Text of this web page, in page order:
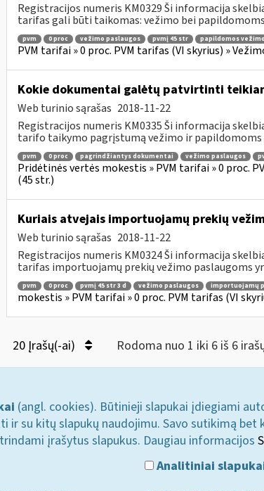
Registracijos numeris KM0329 Ši informacija
tarifas gali būti taikomas: vežimo bei
pvm 0 proc vežimo paslaugos pvmį 45 str papildomos
PVM tarifai » 0 proc. PVM tarifas (VI skyrius) »
Kokie dokumentai galėtų patvirtinti
Web turinio sąrašas 2018-11-22
Registracijos numeris KM0335 Ši informacija
tarifo taikymo pagrįstumą vežimo ir
pvm 0 proc pagrindžiantys dokumentai vežimo paslaugos
Pridėtinės vertės mokestis » PVM tarifai » 0 proc.
(45 str.)
Kuriais atvejais importuojamų prekių
Web turinio sąrašas 2018-11-22
Registracijos numeris KM0324 Ši informacija
tarifas importuojamų prekių vežimo paslaugoms
pvm 0 proc pvmį 45 str 3 d vežimo paslaugos importuojamų
mokestis » PVM tarifai » 0 proc. PVM tarifas (VI
20 Įrašų(-ai) Rodoma nuo 1 iki 6 iš 6
(angl. cookies). Būtinieji slapukai įdiegiami
ir su kitų slapukų naudojimu. Savo sutikimą
įrašytus slapukus. Daugiau informacijos
Analitiniai